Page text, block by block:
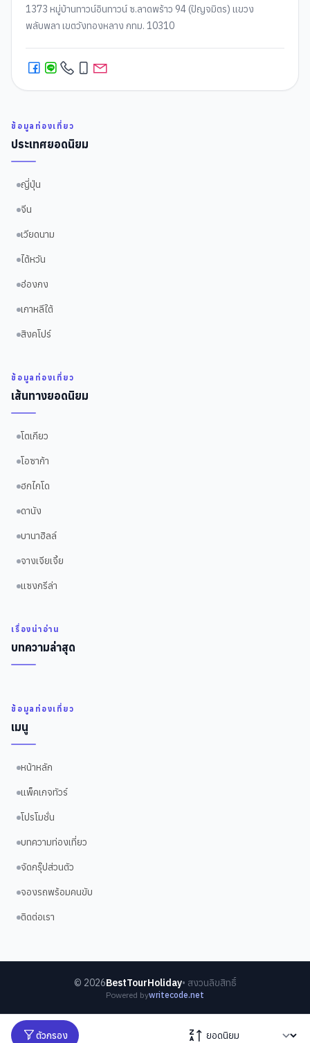
ตัวกรอง
1373 หมู่บ้านทาวน์อินทาวน์ ซ.ลาดพร้าว 94 (ปัญจมิตร) แขวง
พลับพลา เขตวังทองหลาง กทม. 10310
ข้อมูลท่องเที่ยว
ประเทศยอดนิยม
ญี่ปุ่น
จีน
เวียดนาม
ไต้หวัน
ฮ่องกง
เกาหลีใต้
สิงคโปร์
ข้อมูลท่องเที่ยว
เส้นทางยอดนิยม
โตเกียว
โอซาก้า
ฮกไกโด
ดานัง
บานาฮิลล์
จางเจียเจี้ย
แซงกรีล่า
เรื่องน่าอ่าน
บทความล่าสุด
ข้อมูลท่องเที่ยว
เมนู
หน้าหลัก
แพ็คเกจทัวร์
โปรโมชั่น
บทความท่องเที่ยว
จัดกรุ๊ปส่วนตัว
จองรถพร้อมคนขับ
ติดต่อเรา
© 2026BestTourHoliday• สงวนลิขสิทธิ์
Powered bywritecode.net